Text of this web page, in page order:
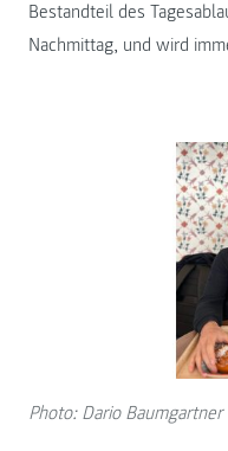
Bestandteil des
Nachmittag, und wird
Photo: Dario Baumgartner